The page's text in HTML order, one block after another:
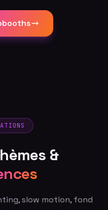
&
slow motion, fond